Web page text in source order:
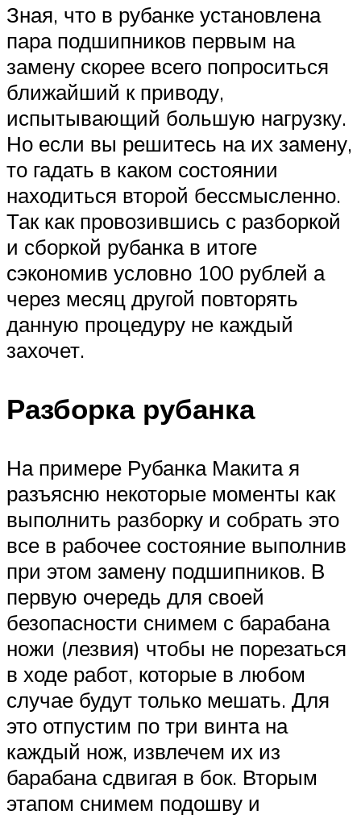
Зная, что в рубанке установлена
пара подшипников первым на
замену скорее всего попроситься
ближайший к приводу,
испытывающий большую нагрузку.
Но если вы решитесь на их замену,
то гадать в каком состоянии
находиться второй бессмысленно.
Так как провозившись с разборкой
и сборкой рубанка в итоге
сэкономив условно 100 рублей а
через месяц другой повторять
данную процедуру не каждый
захочет.
Разборка рубанка
На примере Рубанка Макита я
разъясню некоторые моменты как
выполнить разборку и собрать это
все в рабочее состояние выполнив
при этом замену подшипников. В
первую очередь для своей
безопасности снимем с барабана
ножи (лезвия) чтобы не порезаться
в ходе работ, которые в любом
случае будут только мешать. Для
это отпустим по три винта на
каждый нож, извлечем их из
барабана сдвигая в бок. Вторым
этапом снимем подошву и